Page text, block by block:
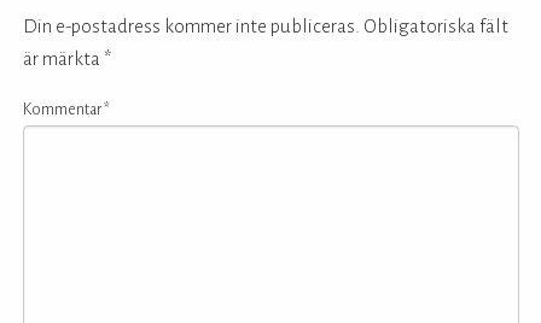
Din e-postadress kommer inte publiceras. Obligatoriska fält
är märkta *
Kommentar*